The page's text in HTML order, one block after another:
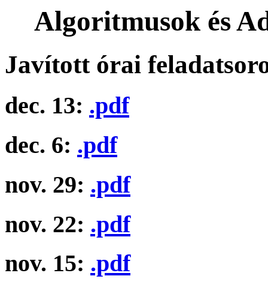
Algoritmusok és
Javított órai
dec. 13: .pdf
dec. 6: .pdf
nov. 29: .pdf
nov. 22: .pdf
nov. 15: .pdf